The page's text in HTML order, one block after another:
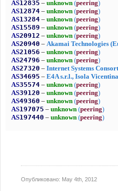
Опубликовано: May 4th, 2012